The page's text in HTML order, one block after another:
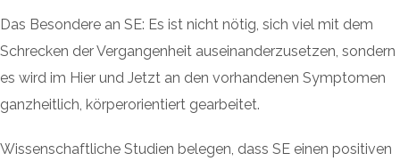
Das Besondere an SE: Es ist nicht nötig, sich viel mit dem
Schrecken der Vergangenheit auseinanderzusetzen, sondern
es wird im Hier und Jetzt an den vorhandenen Symptomen
ganzheitlich, körperorientiert gearbeitet.
Wissenschaftliche Studien belegen, dass SE einen positiven